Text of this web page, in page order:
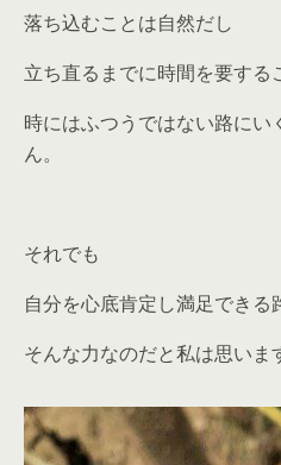
落ち込むことは自然だし
立ち直るまでに時間を要する
時にはふつうではない路にい
ん。
それでも
自分を心底肯定し満足できる
そんな力なのだと私は思いま